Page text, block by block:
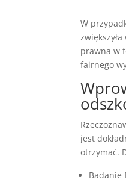
W
prawna w
fairnego
jest
otrzymać.
Badanie